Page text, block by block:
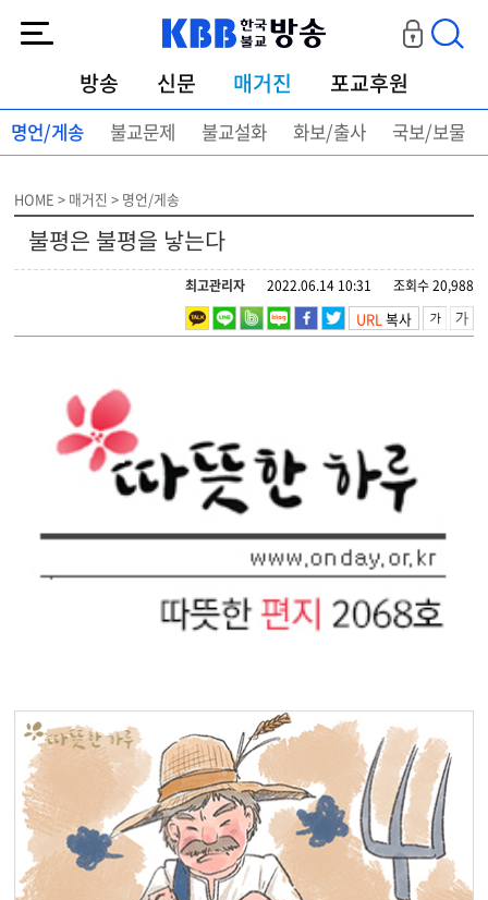
방송 신문 매거진 포교후원
명언/게송 불교문제 불교설화 화보/출사 국보/보물
HOME > 매거진 > 명언/게송
불평은 불평을 낳는다
조회수 20,988
2022.06.14 10:31
최고관리자
URL복사